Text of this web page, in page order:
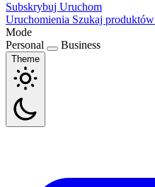
Subskrybuj Uruchom
Uruchomienia Szukaj produktów
Mode
Personal
Business
Theme